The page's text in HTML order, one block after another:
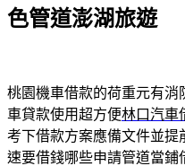
色管道澎湖旅遊
桃園機車借款的荷重元有消
車貸款使用超方便林口汽車
考下借款方案應備文件並提
速要借錢哪些申請管道當鋪